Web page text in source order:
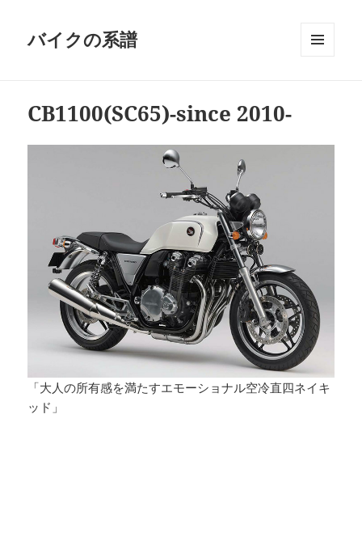
バイクの系譜
CB1100(SC65)-since 2010-
「大人の所有感を満たすエモーショナル空冷直四ネイキ
ッド」